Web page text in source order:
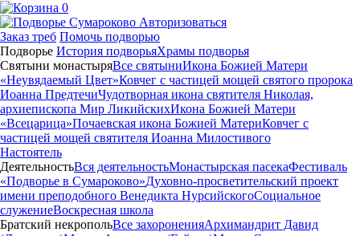
0
Авторизоваться
Заказ треб Помочь подворью
Подворье История подворьяХрамы подворья
Святыни монастыряВсе святыниИкона Божией Матери
«Неувядаемый Цвет»Ковчег с частицей мощей святого пророка
Иоанна ПредтечиЧудотворная икона святителя Николая,
архиепископа Мир ЛикийскихИкона Божией Матери
«Всецарица»Почаевская икона Божией МатериКовчег с
частицей мощей святителя Иоанна Милостивого
Настоятель
ДеятельностьВся деятельностьМонастырская пасекаФестиваль
«Подворье в Сумароково»Духовно-просветительский проект
имени преподобного Венедикта НурсийскогоСоциальное
служениеВоскресная школа
Братский некропольВсе захороненияАрхимандрит Давид